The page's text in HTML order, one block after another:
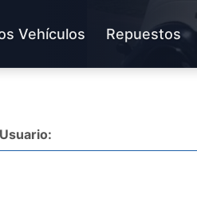
Vehículos Repuestos
Usuario: